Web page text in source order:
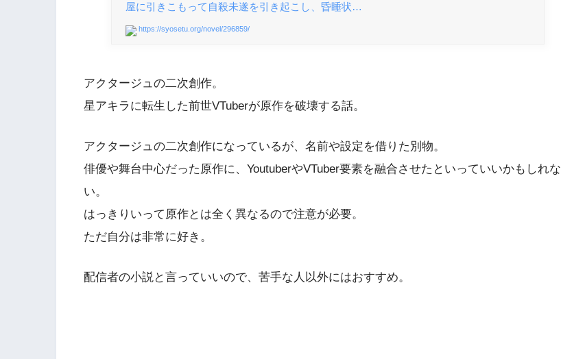
屋に引きこもって自殺未遂を引き起こし、昏睡状…
https://syosetu.org/novel/296859/
アクタージュの二次創作。
星アキラに転生した前世VTuberが原作を破壊する話。
アクタージュの二次創作になっているが、名前や設定を借りた別物。
俳優や舞台中心だった原作に、YoutuberやVTuber要素を融合させたといっていいかもしれな
い。
はっきりいって原作とは全く異なるので注意が必要。
ただ自分は非常に好き。
配信者の小説と言っていいので、苦手な人以外にはおすすめ。